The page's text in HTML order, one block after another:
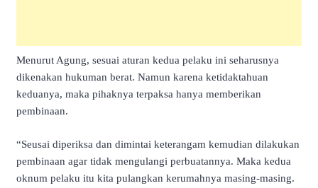
Menurut Agung, sesuai aturan kedua pelaku ini seharusnya
dikenakan hukuman berat. Namun karena ketidaktahuan
keduanya, maka pihaknya terpaksa hanya memberikan
pembinaan.
“Seusai diperiksa dan dimintai keterangam kemudian dilakukan
pembinaan agar tidak mengulangi perbuatannya. Maka kedua
oknum pelaku itu kita pulangkan kerumahnya masing-masing.